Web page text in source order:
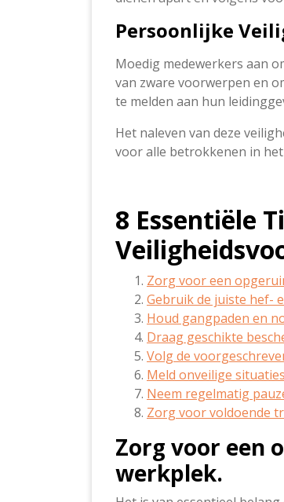
Persoonlijke
Moedig medewerkers aan
van zware voorwerpen en
te melden aan hun
Het naleven van deze
voor alle betrokkenen in
8 Essentiële
Zorg voor een
Gebruik de juiste hef-
Houd gangpaden en
Draag geschikte
Volg de
Meld onveilige
Neem regelmatig
Zorg voor voldoende
Zorg voor een
werkplek.